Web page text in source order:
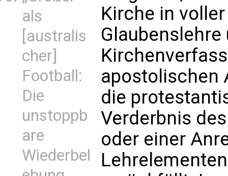
als
[australis
cher]
Football:
Die
unstoppb
are
Wiederbel
Kirche in
Glaubenslehre
apostolischen
die
Verderbnis
oder einer